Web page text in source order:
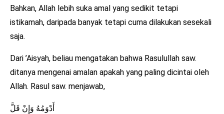
Bahkan, Allah lebih suka amal yang sedikit tetapi
istikamah, daripada banyak tetapi cuma dilakukan sesekali
saja.
Dari ’Aisyah, beliau mengatakan bahwa Rasulullah saw.
ditanya mengenai amalan apakah yang paling dicintai oleh
Allah. Rasul saw. menjawab,
أَدْوَمُهُ وَإِنْ قَلَّ